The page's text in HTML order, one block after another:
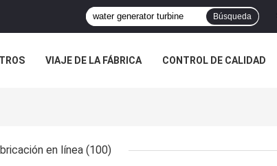
Búsqueda
VIAJE DE LA FÁBRICA CONTROL DE CALIDAD
en línea (100)